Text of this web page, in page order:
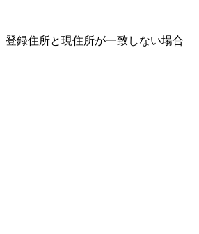
録住所と現住所が一致しない場合